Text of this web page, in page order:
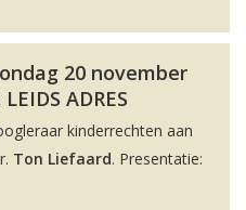
20 november
ADRES
kinderrechten aan
Ton Liefaard. Presentatie: